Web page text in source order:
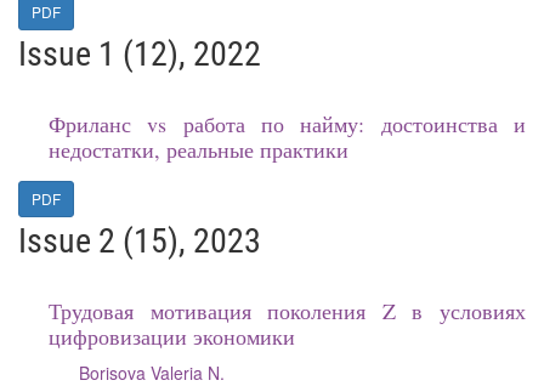
PDF
Issue 1 (12), 2022
Фриланс vs работа по найму: достоинства и
недостатки, реальные практики
PDF
Issue 2 (15), 2023
Трудовая мотивация поколения Z в условиях
цифровизации экономики
Borisova Valeria N.